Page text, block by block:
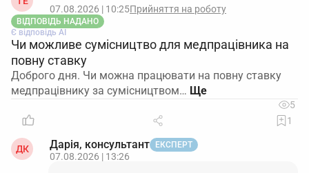
07.08.2026 | 10:25Прийняття на роботу
ВІДПОВІДЬ НАДАНО
Є відповідь АІ
Чи можливе сумісництво для медпрацівника на
повну ставку
Доброго дня. Чи можна працювати на повну ставку
медпрацівнику за сумісництвом…
5
1
ДК Дарія, консультант ЕКСПЕРТ
07.08.2026 | 13:26